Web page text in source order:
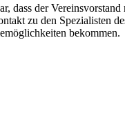
dass der
zu den Spezialisten
bekommen.